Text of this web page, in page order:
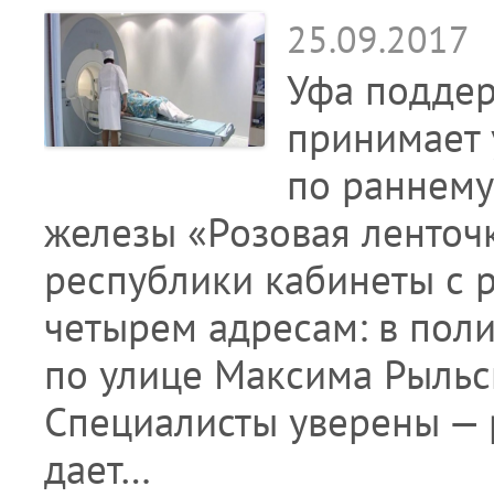
25.09.2017
Уфа
принимает
по
железы «Розовая
республики кабинеты с
четырем адресам: в
по улице Максима
Специалисты уверены —
дает…